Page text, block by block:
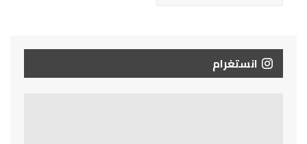
انستغرام